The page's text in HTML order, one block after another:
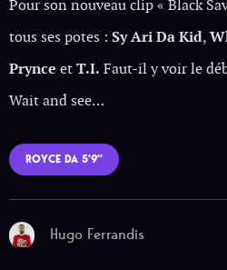
Pour son nouveau clip « Black
tous ses potes : Sy Ari Da Kid,
Prynce etT.I. Faut-il y voir le
Wait and see…
ROYCE DA 5'9''
Hugo Ferrandis